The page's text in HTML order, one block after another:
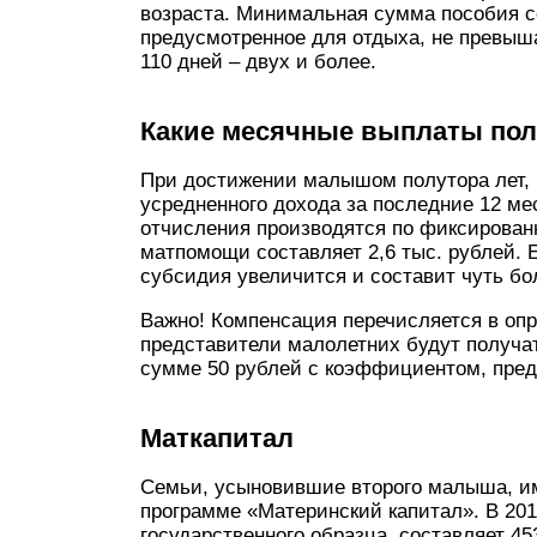
возраста. Минимальная сумма пособия
предусмотренное для отдыха, не
110 дней – двух и более.
Какие месячные выплаты
При достижении малышом полутора лет,
усредненного дохода за последние 12
отчисления производятся по
матпомощи составляет 2,6 тыс. рублей.
субсидия увеличится и составит чуть
Важно! Компенсация перечисляется в
представители малолетних будут
сумме 50 рублей с коэффициентом,
Маткапитал
Семьи, усыновившие второго малыша,
программе «Материнский капитал». В